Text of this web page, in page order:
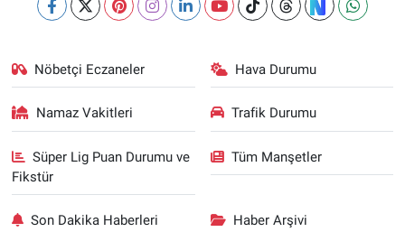
Nöbetçi Eczaneler Hava Durumu
Namaz Vakitleri Trafik Durumu
Süper Lig Puan Durumu ve
Fikstür
Tüm Manşetler
Son Dakika Haberleri Haber Arşivi